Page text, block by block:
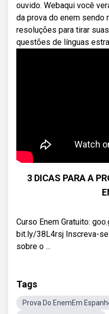
ouvido. Webaqui você
da prova do enem sendo
resoluções para tirar
questões de línguas
3 DICAS PARA A
Curso Enem Gratuito:
bit.ly/38L4rsj Inscreva-
sobre o ...
Tags
Prova Do EnemEm